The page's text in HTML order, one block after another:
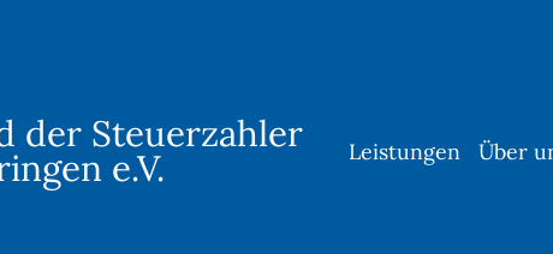
der Steuerzahler
e.V. Leistungen Über